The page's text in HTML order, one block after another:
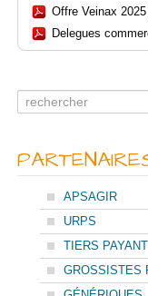
Offre Veinax
Delegues
Search
for
APSAGIR
URPS
TIERS PAYANT
GROSSISTES